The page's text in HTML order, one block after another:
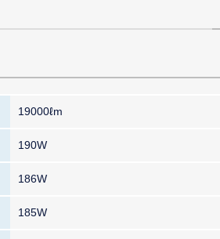
19000ℓm
190W
186W
185W